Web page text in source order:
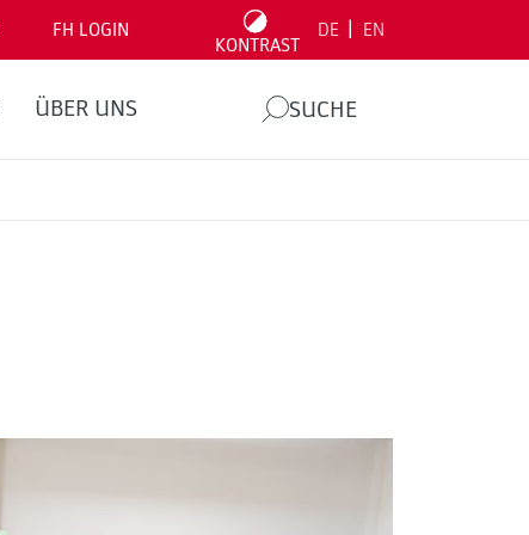
FH LOGIN
KONTRAST
DE EN
ÜBER UNS SUCHE